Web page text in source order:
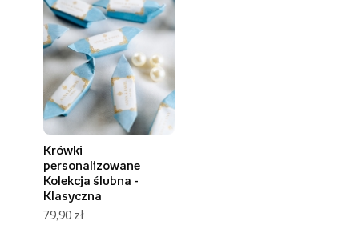
Krówki
personalizowane
Kolekcja ślubna -
Klasyczna
79,90 zł